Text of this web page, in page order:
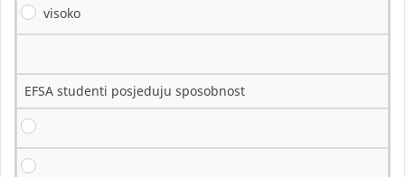
visoko
EFSA studenti posjeduju sposobnost